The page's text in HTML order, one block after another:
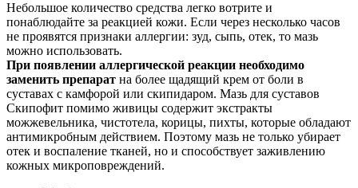
Небольшое количество средства легко вотрите и
понаблюдайте за реакцией кожи. Если через несколько часов
не проявятся признаки аллергии: зуд, сыпь, отек, то мазь
можно использовать.
При появлении аллергической реакции необходимо
заменить препарат на более щадящий крем от боли в
суставах с камфорой или скипидаром. Мазь для суставов
Скипофит помимо живицы содержит экстракты
можжевельника, чистотела, корицы, пихты, которые обладают
антимикробным действием. Поэтому мазь не только убирает
отек и воспаление тканей, но и способствует заживлению
кожных микроповреждений.